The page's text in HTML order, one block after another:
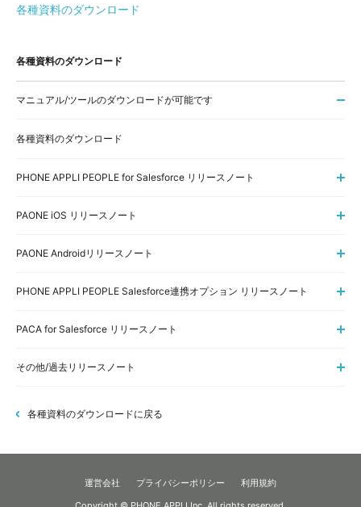
各種資料のダウンロード
各種資料のダウンロード
マニュアル/ツールのダウンロードが可能です
各種資料のダウンロード
PHONE APPLI PEOPLE for Salesforce リリースノート
PAONE iOS リリースノート
PAONE Androidリリースノート
PHONE APPLI PEOPLE Salesforce連携オプション リリースノート
PACA for Salesforce リリースノート
その他/過去リリースノート
各種資料のダウンロードに戻る
運営会社 プライバシーポリシー 利用規約